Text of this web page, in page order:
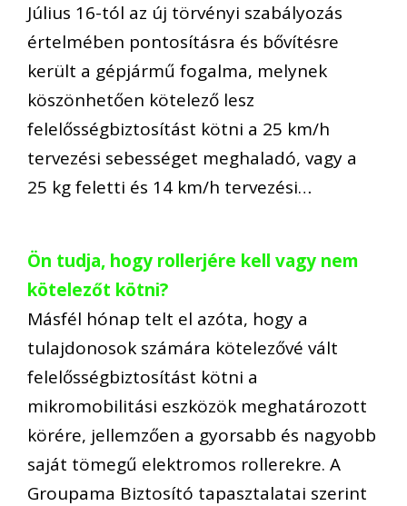
Július 16-tól az új törvényi szabályozás
értelmében pontosításra és bővítésre
került a gépjármű fogalma, melynek
köszönhetően kötelező lesz
felelősségbiztosítást kötni a 25 km/h
tervezési sebességet meghaladó, vagy a
25 kg feletti és 14 km/h tervezési…
Ön tudja, hogy rollerjére kell vagy nem
kötelezőt kötni?
Másfél hónap telt el azóta, hogy a
tulajdonosok számára kötelezővé vált
felelősségbiztosítást kötni a
mikromobilitási eszközök meghatározott
körére, jellemzően a gyorsabb és nagyobb
saját tömegű elektromos rollerekre. A
Groupama Biztosító tapasztalatai szerint